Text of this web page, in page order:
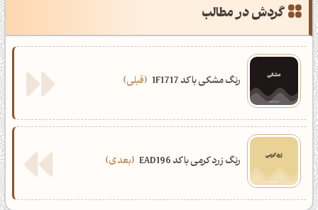
گردش در مطالب
رنگ ‌مشکی با کد 1F1717 قبلی
رنگ زرد کرمی با کد EAD196 بعدی